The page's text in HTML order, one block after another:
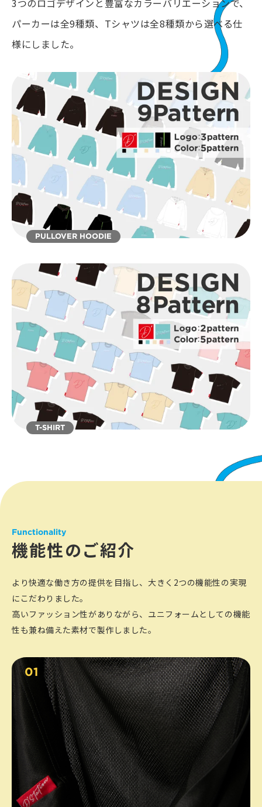
パーカーは全9種類、Tシャツは全8種類から選べる仕
様にしました。
PULLOVER HOODIE
T-SHIRT
Functionality
機能性のご紹介
より快適な働き方の提供を目指し、大きく2つの機能性の実現
にこだわりました。
高いファッション性がありながら、ユニフォームとしての機能
性も兼ね備えた素材で製作しました。
01